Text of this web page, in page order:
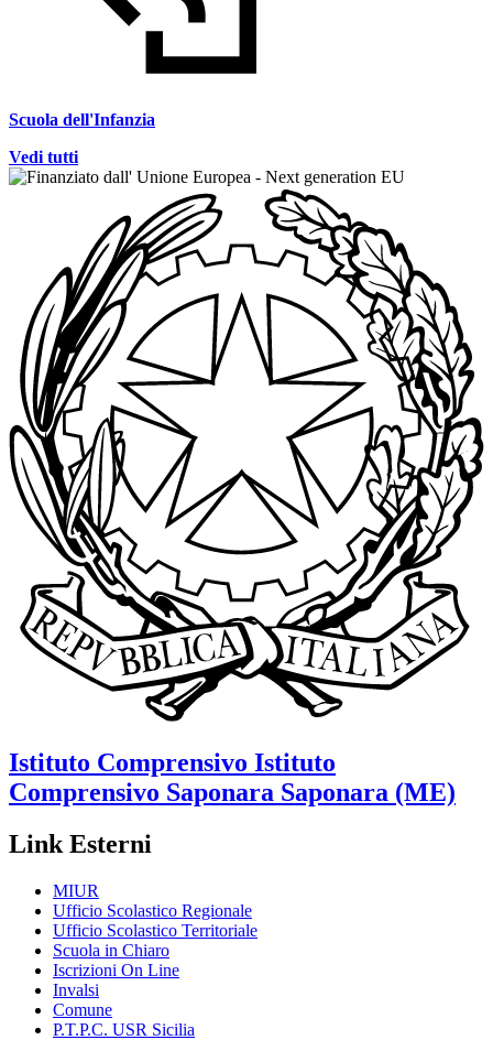
Scuola dell'Infanzia
Vedi tutti
Istituto Comprensivo Istituto
Comprensivo Saponara Saponara (ME)
Link Esterni
MIUR
Ufficio Scolastico Regionale
Ufficio Scolastico Territoriale
Scuola in Chiaro
Iscrizioni On Line
Invalsi
Comune
P.T.P.C. USR Sicilia